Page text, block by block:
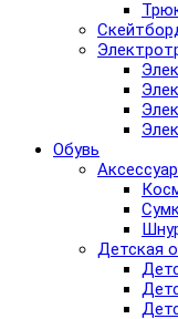
Обувь
Детская